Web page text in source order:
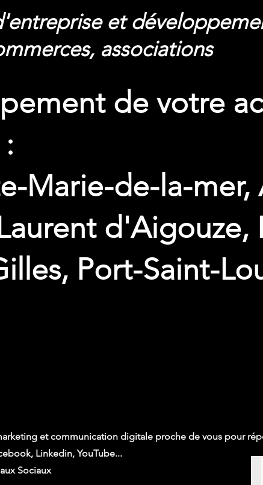
et
associations
de votre
Marie-de-la-mer,
d'Aigouze,
Port-Saint-
et communication digitale proche de vous pour
Linkedin, YouTube...
Sociaux